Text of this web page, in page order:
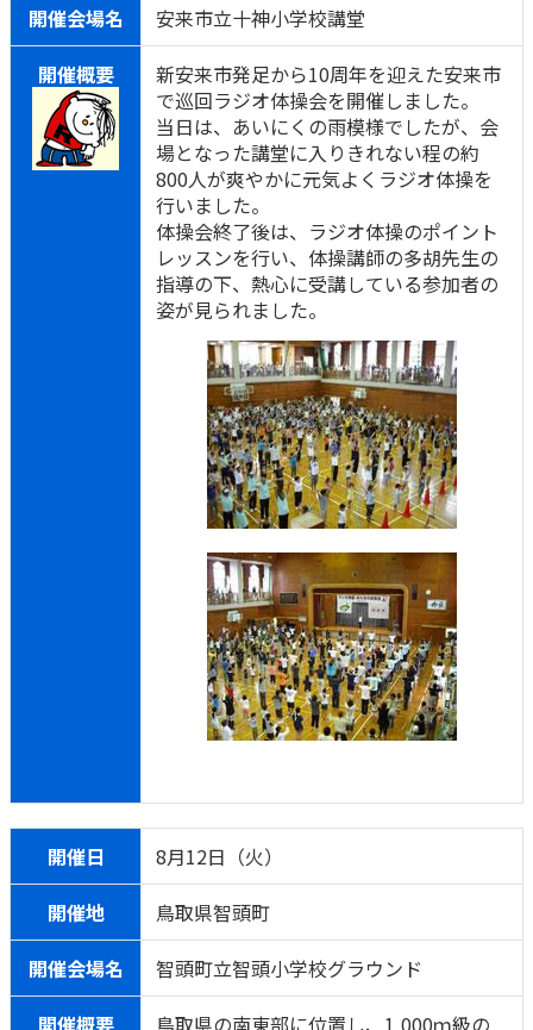
開催会場名
安来市立十神小学校講堂
開催概要
新安来市発足から10周年を迎えた安来市
で巡回ラジオ体操会を開催しました。
当日は、あいにくの雨模様でしたが、会
場となった講堂に入りきれない程の約
800人が爽やかに元気よくラジオ体操を
行いました。
体操会終了後は、ラジオ体操のポイント
レッスンを行い、体操講師の多胡先生の
指導の下、熱心に受講している参加者の
姿が見られました。
開催日
8月12日（火）
開催地
鳥取県智頭町
開催会場名
智頭町立智頭小学校グラウンド
開催概要
鳥取県の南東部に位置し、1,000ｍ級の